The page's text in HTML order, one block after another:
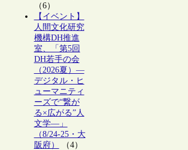
（6）
【イベント】
人間文化研究
機構DH推進
室、「第5回
DH若手の会
（2026夏）―
デジタル・ヒ
ューマニティ
ーズで“繋が
る×広がる”人
文学―」
（8/24-25・大
阪府）
（4）